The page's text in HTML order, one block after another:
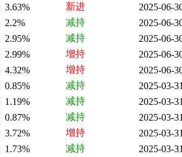
3.63% 新进
2025-06-
2.2% 减持
2025-06-
2.95% 减持
2025-06-
2.99% 增持
2025-06-
4.32% 增持
2025-06-
0.85% 减持
2025-03-31
1.19% 减持
2025-03-31
0.87% 减持
2025-03-31
3.72% 增持
2025-03-31
1.73% 减持
2025-03-31